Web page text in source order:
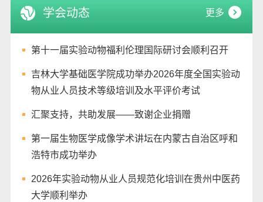
学会动态 更多
第十一届实验动物福利伦理国际研讨会顺利召开
吉林大学基础医学院成功举办2026年度全国实验动
物从业人员技术等级培训及水平评价考试
汇聚支持，共助发展——致谢企业捐赠
第一届生物医学成像学术讲坛在内蒙古自治区呼和
浩特市成功举办
2026年实验动物从业人员规范化培训在贵州中医药
大学顺利举办